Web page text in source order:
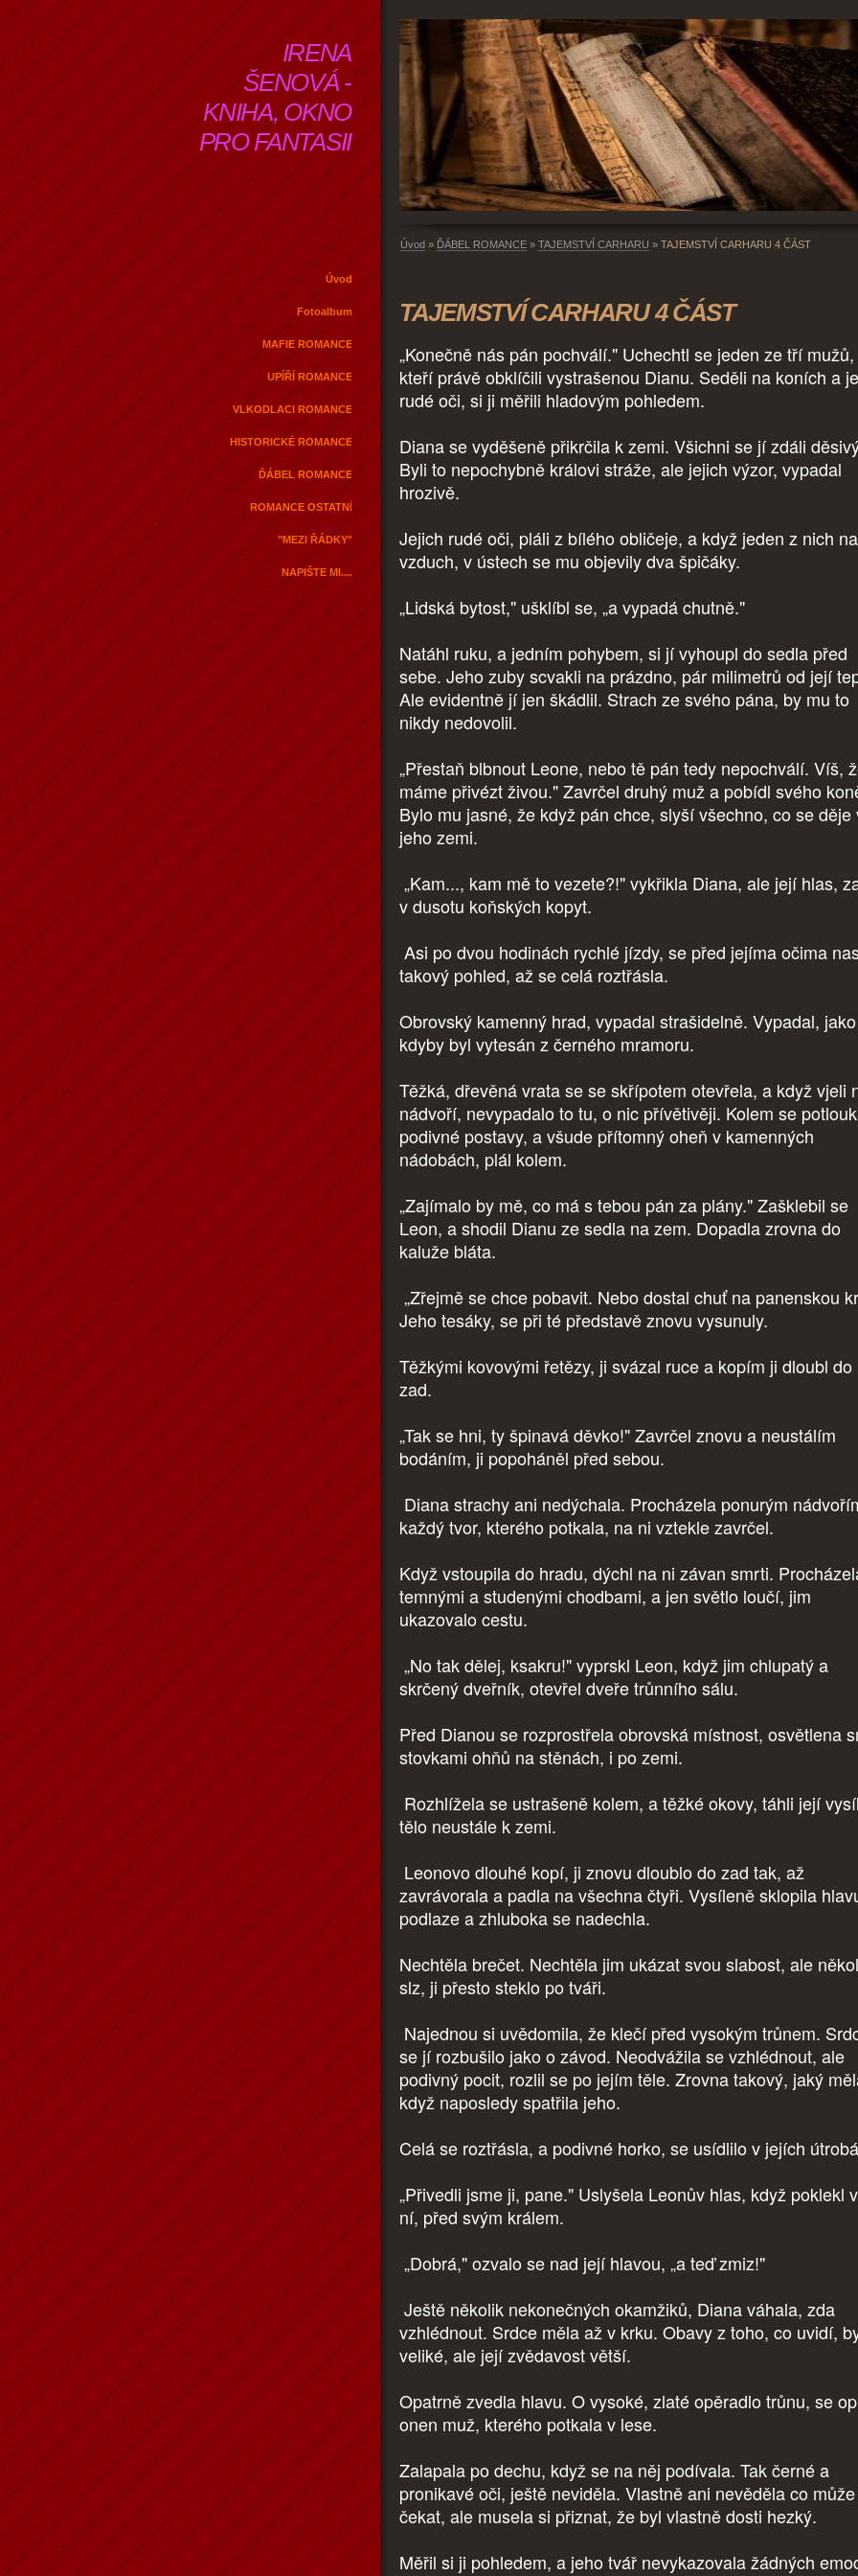
IRENA
ŠENOVÁ -
KNIHA, OKNO
PRO FANTASII
Úvod
Fotoalbum
MAFIE ROMANCE
UPÍŘÍ ROMANCE
VLKODLACI ROMANCE
HISTORICKÉ ROMANCE
ĎÁBEL ROMANCE
ROMANCE OSTATNÍ
"MEZI ŘÁDKY"
NAPIŠTE MI....
Úvod » ĎÁBEL ROMANCE » TAJEMSTVÍ CARHARU » TAJEMSTVÍ CARHARU 4 ČÁST
TAJEMSTVÍ CARHARU 4 ČÁST
„Konečně nás pán pochválí." Uchechtl se jeden ze tří mužů,
kteří právě obklíčili vystrašenou Dianu. Seděli na koních a
rudé oči, si ji měřili hladovým pohledem.
Diana se vyděšeně přikrčila k zemi. Všichni se jí zdáli
Byli to nepochybně královi stráže, ale jejich výzor, vypadal
hrozivě.
Jejich rudé oči, pláli z bílého obličeje, a když jeden z nich
vzduch, v ústech se mu objevily dva špičáky.
„Lidská bytost," ušklíbl se, „a vypadá chutně."
Natáhl ruku, a jedním pohybem, si jí vyhoupl do sedla před
sebe. Jeho zuby scvakli na prázdno, pár milimetrů od její
Ale evidentně jí jen škádlil. Strach ze svého pána, by mu to
nikdy nedovolil.
„Přestaň blbnout Leone, nebo tě pán tedy nepochválí. Víš,
máme přivézt živou." Zavrčel druhý muž a pobídl svého
Bylo mu jasné, že když pán chce, slyší všechno, co se děje
jeho zemi.
„Kam..., kam mě to vezete?!" vykřikla Diana, ale její hlas,
v dusotu koňských kopyt.
Asi po dvou hodinách rychlé jízdy, se před jejíma očima
takový pohled, až se celá roztřásla.
Obrovský kamenný hrad, vypadal strašidelně. Vypadal, jako
kdyby byl vytesán z černého mramoru.
Těžká, dřevěná vrata se se skřípotem otevřela, a když vjeli
nádvoří, nevypadalo to tu, o nic přívětivěji. Kolem se
podivné postavy, a všude přítomný oheň v kamenných
nádobách, plál kolem.
„Zajímalo by mě, co má s tebou pán za plány." Zašklebil se
Leon, a shodil Dianu ze sedla na zem. Dopadla zrovna do
kaluže bláta.
„Zřejmě se chce pobavit. Nebo dostal chuť na panenskou
Jeho tesáky, se při té představě znovu vysunuly.
Těžkými kovovými řetězy, ji svázal ruce a kopím ji dloubl do
zad.
„Tak se hni, ty špinavá děvko!" Zavrčel znovu a neustálím
bodáním, ji popoháněl před sebou.
Diana strachy ani nedýchala. Procházela ponurým
každý tvor, kterého potkala, na ni vztekle zavrčel.
Když vstoupila do hradu, dýchl na ni závan smrti.
temnými a studenými chodbami, a jen světlo loučí, jim
ukazovalo cestu.
„No tak dělej, ksakru!" vyprskl Leon, když jim chlupatý a
skrčený dveřník, otevřel dveře trůnního sálu.
Před Dianou se rozprostřela obrovská místnost, osvětlena
stovkami ohňů na stěnách, i po zemi.
Rozhlížela se ustrašeně kolem, a těžké okovy, táhli její
tělo neustále k zemi.
Leonovo dlouhé kopí, ji znovu dloublo do zad tak, až
zavrávorala a padla na všechna čtyři. Vysíleně sklopila
podlaze a zhluboka se nadechla.
Nechtěla brečet. Nechtěla jim ukázat svou slabost, ale
slz, ji přesto steklo po tváři.
Najednou si uvědomila, že klečí před vysokým trůnem.
se jí rozbušilo jako o závod. Neodvážila se vzhlédnout, ale
podivný pocit, rozlil se po jejím těle. Zrovna takový, jaký
když naposledy spatřila jeho.
Celá se roztřásla, a podivné horko, se usídlilo v jejích
„Přivedli jsme ji, pane." Uslyšela Leonův hlas, když poklekl
ní, před svým králem.
„Dobrá," ozvalo se nad její hlavou, „a teď zmiz!"
Ještě několik nekonečných okamžiků, Diana váhala, zda
vzhlédnout. Srdce měla až v krku. Obavy z toho, co uvidí,
veliké, ale její zvědavost větší.
Opatrně zvedla hlavu. O vysoké, zlaté opěradlo trůnu, se
onen muž, kterého potkala v lese.
Zalapala po dechu, když se na něj podívala. Tak černé a
pronikavé oči, ještě neviděla. Vlastně ani nevěděla co může
čekat, ale musela si přiznat, že byl vlastně dosti hezký.
Měřil si ji pohledem, a jeho tvář nevykazovala žádných